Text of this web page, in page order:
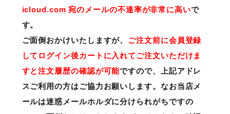
icloud.com 宛のメールの不達率が非常に高いで
す。
ご面倒おかけいたしますが、 ご注文前に会員登録
してログイン後カートに入れてご注文いただけま
すと注文履歴の確認が可能ですので、上記アドレ
スご利用の方はご協力お願いします。なお当店メ
ールは迷惑メールホルダに分けられがちですの